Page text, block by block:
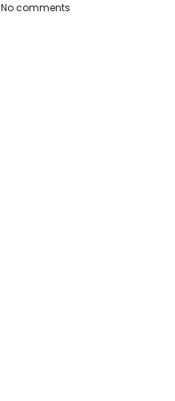
No comments